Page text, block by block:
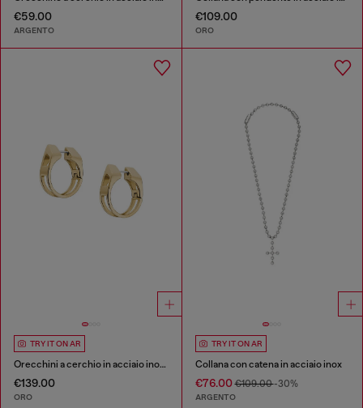
€59.00
ARGENTO
€109.00
ORO
TRY IT ON AR
Orecchini a cerchio in acciaio inox dorato
€139.00
ORO
TRY IT ON AR
Collana con catena in acciaio inox
€76.00€109.00-30%
ARGENTO